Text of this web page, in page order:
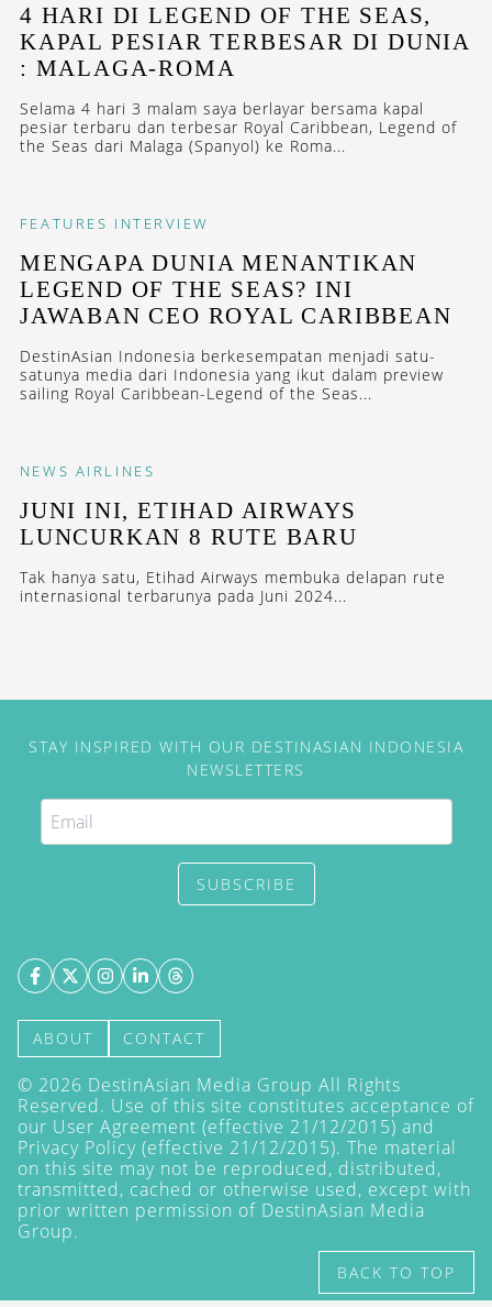
4 HARI DI LEGEND OF THE SEAS,
KAPAL PESIAR TERBESAR DI DUNIA
: MALAGA-ROMA
Selama 4 hari 3 malam saya berlayar bersama kapal
pesiar terbaru dan terbesar Royal Caribbean, Legend of
the Seas dari Malaga (Spanyol) ke Roma...
FEATURES INTERVIEW
MENGAPA DUNIA MENANTIKAN
LEGEND OF THE SEAS? INI
JAWABAN CEO ROYAL CARIBBEAN
DestinAsian Indonesia berkesempatan menjadi satu-
satunya media dari Indonesia yang ikut dalam preview
sailing Royal Caribbean-Legend of the Seas...
NEWS AIRLINES
JUNI INI, ETIHAD AIRWAYS
LUNCURKAN 8 RUTE BARU
Tak hanya satu, Etihad Airways membuka delapan rute
internasional terbarunya pada Juni 2024...
STAY INSPIRED WITH OUR DESTINASIAN INDONESIA
NEWSLETTERS
SUBSCRIBE
ABOUT CONTACT
© 2026 DestinAsian Media Group All Rights
Reserved. Use of this site constitutes acceptance of
our User Agreement (effective 21/12/2015) and
Privacy Policy (effective 21/12/2015). The material
on this site may not be reproduced, distributed,
transmitted, cached or otherwise used, except with
prior written permission of DestinAsian Media
Group.
BACK TO TOP